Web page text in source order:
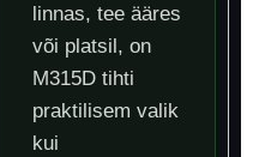
linnas, tee ääres
või platsil, on
M315D tihti
praktilisem valik
kui